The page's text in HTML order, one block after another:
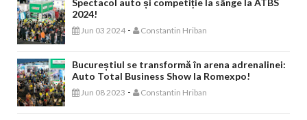
Spectacol auto și competiție la sânge la ATBS
2024!
Jun 03 2024 - Constantin Hriban
Bucureștiul se transformă în arena adrenalinei:
Auto Total Business Show la Romexpo!
Jun 08 2023 - Constantin Hriban